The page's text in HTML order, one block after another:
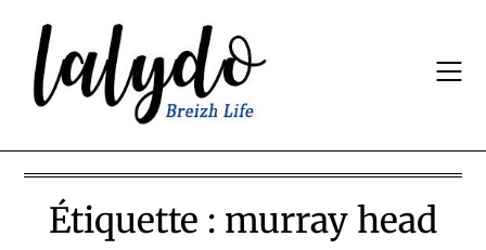
content
Étiquette : murray head